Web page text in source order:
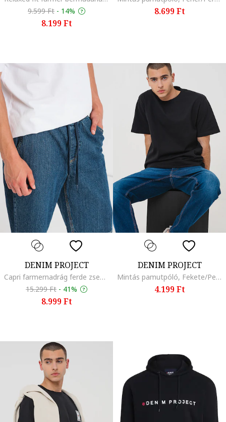
9.599 Ft - 14%
8.199 Ft
8.699 Ft
DENIM PROJECT
Capri farmernadrág ferde zsebekkel, Sötétkék
15.299 Ft - 41%
8.999 Ft
DENIM PROJECT
Mintás pamutpóló, Fekete/Perzsazöld
4.199 Ft